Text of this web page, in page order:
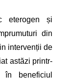
eterogen și
din
intervenții de
astăzi printr-
beneficiul